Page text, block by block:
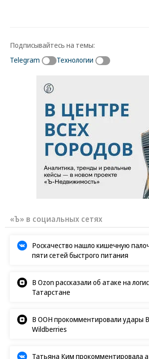
Подписывайтесь на темы:
Telegram
Технологии
«Ъ» в социальных сетях
Роскачество нашло кишечную
пяти сетей быстрого питания
В Ozon рассказали об атаке на
Татарстане
В ООН прокомментировали удары
Wildberries
Татьяна Ким прокомментировала